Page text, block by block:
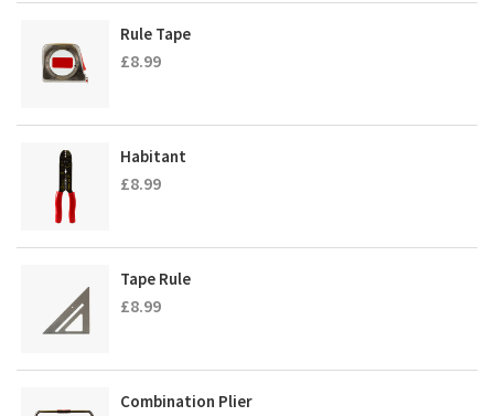
Rule Tape
£8.99
Habitant
£8.99
Tape Rule
£8.99
Combination Plier